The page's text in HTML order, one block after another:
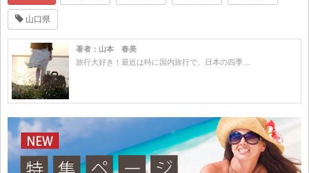
山口県
著者：山本 春美
旅行大好き！最近は特に国内旅行で、日本の四季…